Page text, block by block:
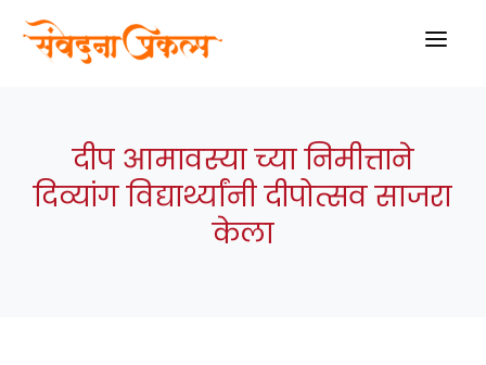
ABOUT US
PROJECTS
दीप आमावस्या च्या निमीत्ताने
दिव्यांग विद्यार्थ्यांनी दीपोत्सव साजरा
केला